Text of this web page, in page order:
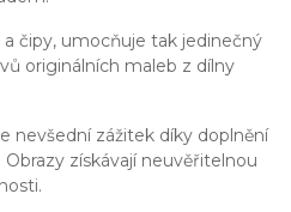
a čipy, umocňuje tak jedinečný
originálních maleb z dílny
nevšední zážitek díky doplnění
získávají neuvěřitelnou